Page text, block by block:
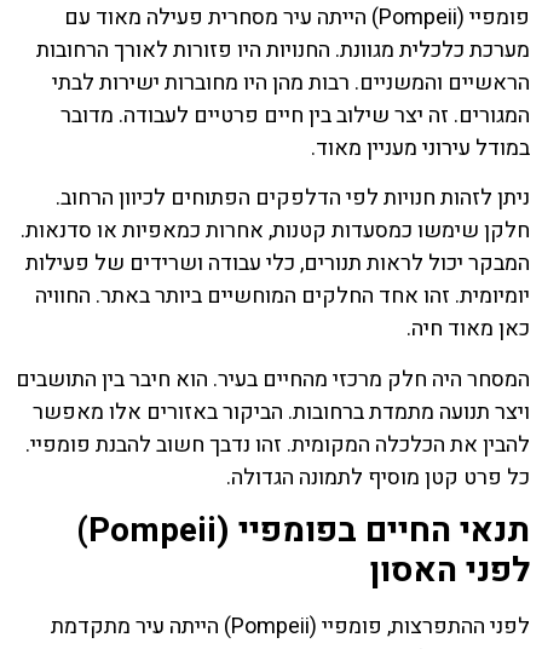
פומפיי (Pompeii) הייתה עיר מסחרית פעילה מאוד עם
מערכת כלכלית מגוונת. החנויות היו פזורות לאורך הרחובות
הראשיים והמשניים. רבות מהן היו מחוברות ישירות לבתי
המגורים. זה יצר שילוב בין חיים פרטיים לעבודה. מדובר
במודל עירוני מעניין מאוד.
ניתן לזהות חנויות לפי הדלפקים הפתוחים לכיוון הרחוב.
חלקן שימשו כמסעדות קטנות, אחרות כמאפיות או סדנאות.
המבקר יכול לראות תנורים, כלי עבודה ושרידים של פעילות
יומיומית. זהו אחד החלקים המוחשיים ביותר באתר. החוויה
כאן מאוד חיה.
המסחר היה חלק מרכזי מהחיים בעיר. הוא חיבר בין התושבים
ויצר תנועה מתמדת ברחובות. הביקור באזורים אלו מאפשר
להבין את הכלכלה המקומית. זהו נדבך חשוב להבנת פומפיי.
כל פרט קטן מוסיף לתמונה הגדולה.
תנאי החיים בפומפיי (Pompeii)
לפני האסון
לפני ההתפרצות, פומפיי (Pompeii) הייתה עיר מתקדמת